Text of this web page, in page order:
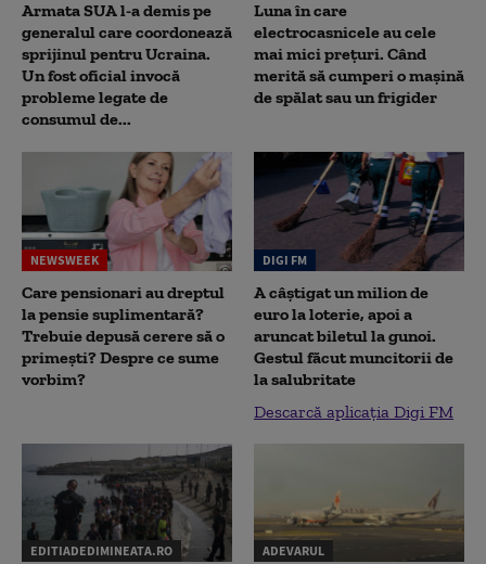
Armata SUA l-a demis pe
generalul care coordonează
sprijinul pentru Ucraina.
Un fost oficial invocă
probleme legate de
consumul de...
Luna în care
electrocasnicele au cele
mai mici prețuri. Când
merită să cumperi o mașină
de spălat sau un frigider
NEWSWEEK
Care pensionari au dreptul
la pensie suplimentară?
Trebuie depusă cerere să o
primești? Despre ce sume
vorbim?
DIGI FM
A câștigat un milion de
euro la loterie, apoi a
aruncat biletul la gunoi.
Gestul făcut muncitorii de
la salubritate
Descarcă aplicația Digi FM
EDITIADEDIMINEATA.RO ADEVARUL